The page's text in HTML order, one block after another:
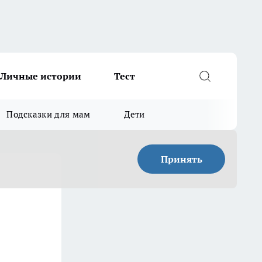
Личные истории Тест
Подсказки для мам Дети
Принять